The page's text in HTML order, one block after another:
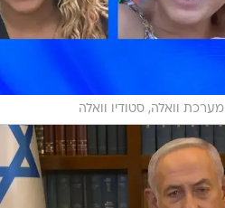
מערכת וואלה, סטודיו וואלה